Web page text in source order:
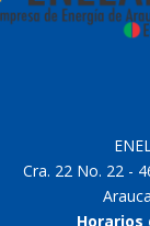
Cra. 22 No. 22 -
Horarios